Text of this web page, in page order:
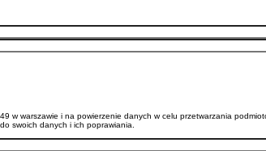
warszawie i na powierzenie danych w celu przetwarzania
swoich danych i ich poprawiania.